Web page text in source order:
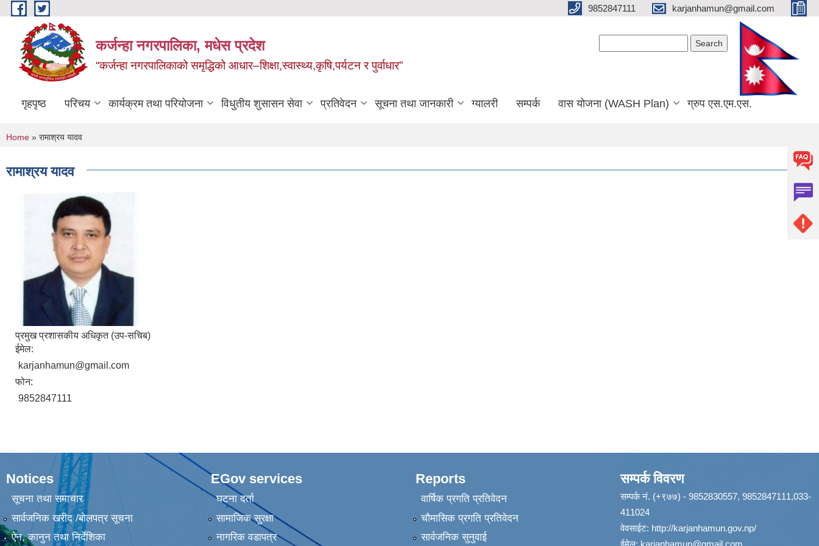
Skip to main content 9852847111 karjanhamun@gmail.com
कर्जन्हा नगरपालिका, मधेस प्रदेश
“कर्जन्हा नगरपालिकाको समृद्धिको आधार–शिक्षा,स्वास्थ्य,कृषि,पर्यटन र पुर्वाधार”
गृहपृष्ठ परिचय कार्यक्रम तथा परियोजना विधुतीय शुसासन सेवा प्रतिवेदन सूचना तथा जानकारी ग्यालरी सम्पर्क वास योजना (WASH Plan) ग्रुप एस.एम.एस.
You are here
Home » रामाश्रय यादव
रामाश्रय यादव
प्रमुख प्रशासकीय अधिकृत (उप-सचिब)
ईमेल:
karjanhamun@gmail.com
फोन:
9852847111
Notices
सूचना तथा समाचार
सार्वजनिक खरीद /बोलपत्र सूचना
ऐन, कानुन तथा निर्देशिका
EGov services
घटना दर्ता
सामाजिक सुरक्षा
नागरिक वडापत्र
Reports
वार्षिक प्रगति प्रतिवेदन
चौमासिक प्रगति प्रतिवेदन
सार्वजनिक सुनुवाई
सम्पर्क विवरण
सम्पर्क नं. (+९७७) - 9852830557, 9852847111,033-
411024
वेवसाईट: http://karjanhamun.gov.np/
ईमेल: karjanhamun@gmail.com